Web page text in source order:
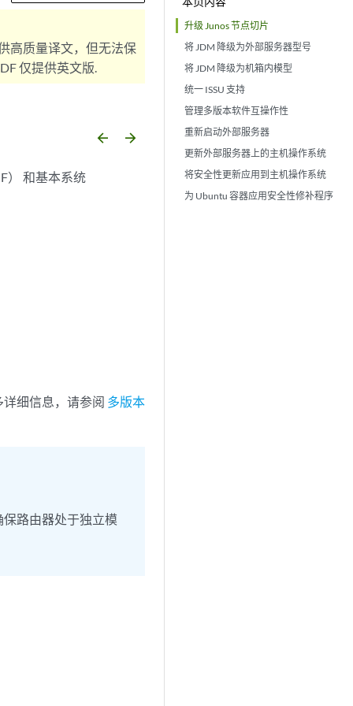
升级 Junos 节点切片
将 JDM 降级为外部服务器型号
将 JDM 降级为机箱内模型
统一 ISSU 支持
管理多版本软件互操作性
重新启动外部服务器
更新外部服务器上的主机操作系统
将安全性更新应用到主机操作系统
为 Ubuntu 容器应用安全性修补程序
高质量译文，但无法保
仅提供英文版.
arrow_backward arrow_forward
） 和基本系统
细信息，请参阅 多版本
保路由器处于独立模